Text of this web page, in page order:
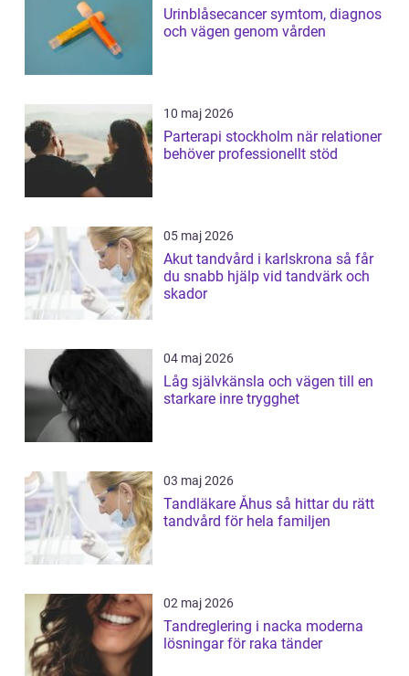
Urinblåsecancer symtom, diagnos
och vägen genom vården
10 maj 2026
Parterapi stockholm när relationer
behöver professionellt stöd
05 maj 2026
Akut tandvård i karlskrona så får
du snabb hjälp vid tandvärk och
skador
04 maj 2026
Låg självkänsla och vägen till en
starkare inre trygghet
03 maj 2026
Tandläkare Åhus så hittar du rätt
tandvård för hela familjen
02 maj 2026
Tandreglering i nacka moderna
lösningar för raka tänder